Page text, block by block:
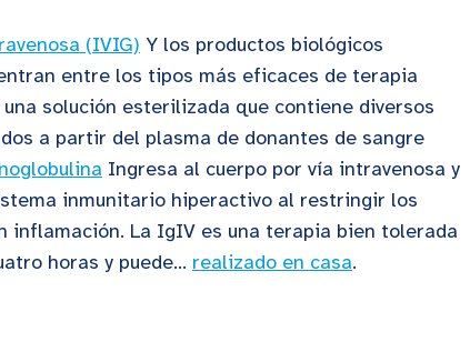
(IVIG) Y los productos biológicos
entre los tipos más eficaces de terapia
una solución esterilizada que contiene diversos
a partir del plasma de donantes de sangre
Ingresa al cuerpo por vía intravenosa y
inmunitario hiperactivo al restringir los
inflamación. La IgIV es una terapia bien tolerada
horas y puede... realizado en casa.